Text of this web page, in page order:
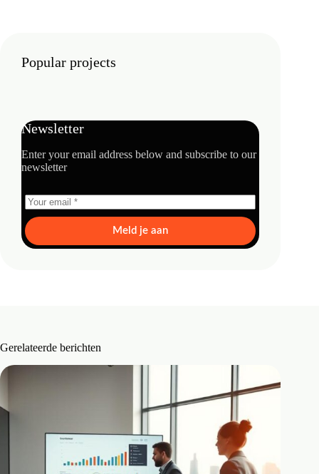
Popular projects
Newsletter
Enter your email address below and subscribe to our
newsletter
Meld je aan
Gerelateerde berichten